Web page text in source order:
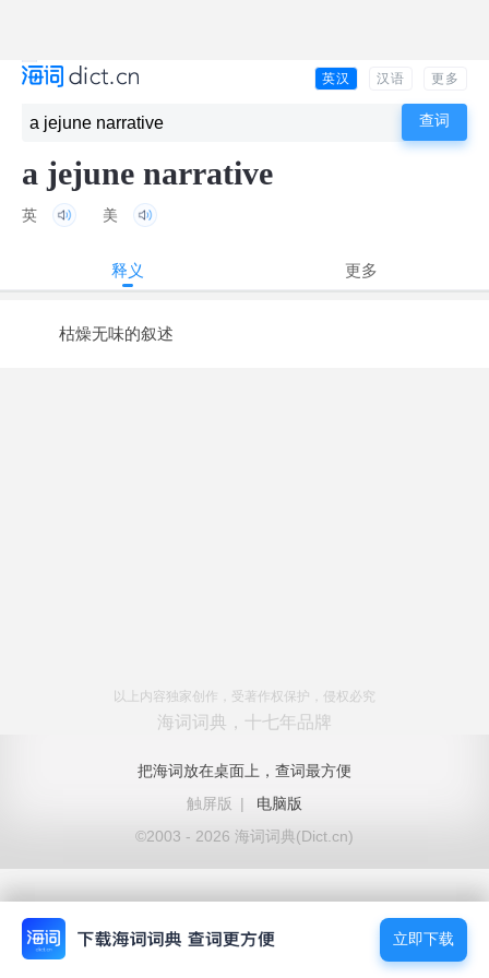
英汉 汉语 更多
a jejune narrative
英 美
释义 更多
枯燥无味的叙述
以上内容独家创作，受著作权保护，侵权必究
海词词典，十七年品牌
把海词放在桌面上，查词最方便
触屏版
|
电脑版
©2003 - 2026 海词词典(Dict.cn)
立即下载
立即下载